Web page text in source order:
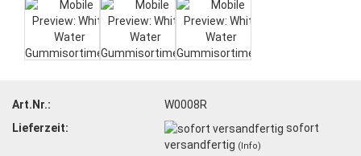
Art.Nr.:
W0008R
Lieferzeit:
sofort
versandfertig (Info)